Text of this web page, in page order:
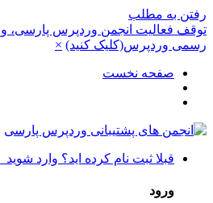
رفتن به مطلب
توقف فعالیت انجمن وردپرس پارسی، و
رسمی وردپرس(کلیک کنید) ×
صفحه نخست
قبلا ثبت نام کرده اید؟ وارد شوید
ورود